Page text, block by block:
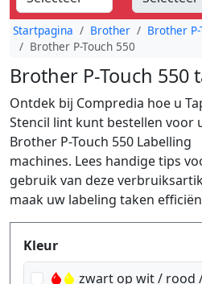
Startpagina Brother
Brother
Brother P-Touch 550
Brother P-Touch 550
Ontdek bij Compredia hoe u
Stencil lint kunt bestellen voor
Brother P-Touch 550 Labelling
machines. Lees handige tips
gebruik van deze
maak uw labeling taken
Produktfilter
Kleur
zwart op wit / rood